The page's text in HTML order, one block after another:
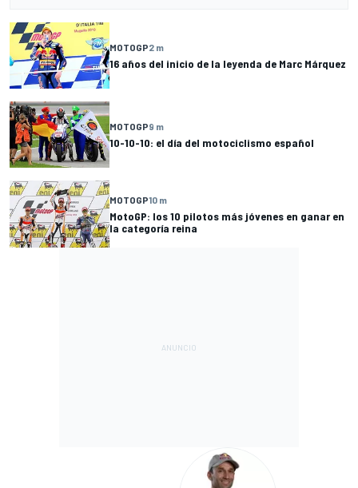
MOTOGP2 m
16 años del inicio de la leyenda de Marc Márquez
MOTOGP9 m
10-10-10: el día del motociclismo español
MOTOGP10 m
MotoGP: los 10 pilotos más jóvenes en ganar en
la categoría reina